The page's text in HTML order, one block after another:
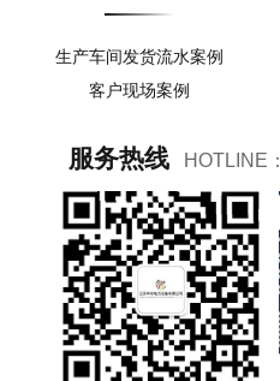
生产车间发货流水案例
客户现场案例
服务热线 HOTLINE：